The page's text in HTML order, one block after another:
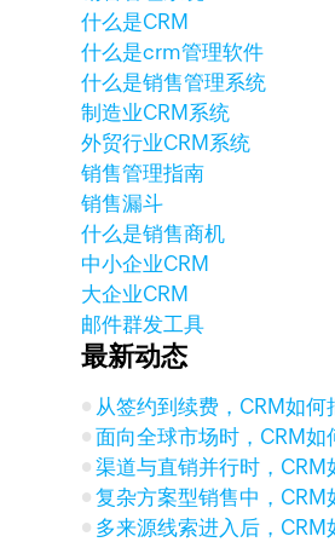
什么是CRM
什么是crm管理软件
什么是销售管理系统
制造业CRM系统
外贸行业CRM系统
销售管理指南
销售漏斗
什么是销售商机
中小企业CRM
大企业CRM
邮件群发工具
最新动态
从签约到续费，CRM如
面向全球市场时，CRM如
渠道与直销并行时，
复杂方案型销售中，
多来源线索进入后，